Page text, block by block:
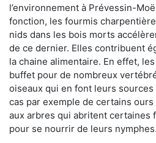
l’environnement à Prévessin-
fonction, les fourmis
nids dans les bois morts
de ce dernier. Elles contribuent
la chaine alimentaire. En effet,
buffet pour de nombreux
oiseaux qui en font leurs sources
cas par exemple de certains
aux arbres qui abritent certaines
pour se nourrir de leurs nymphes.